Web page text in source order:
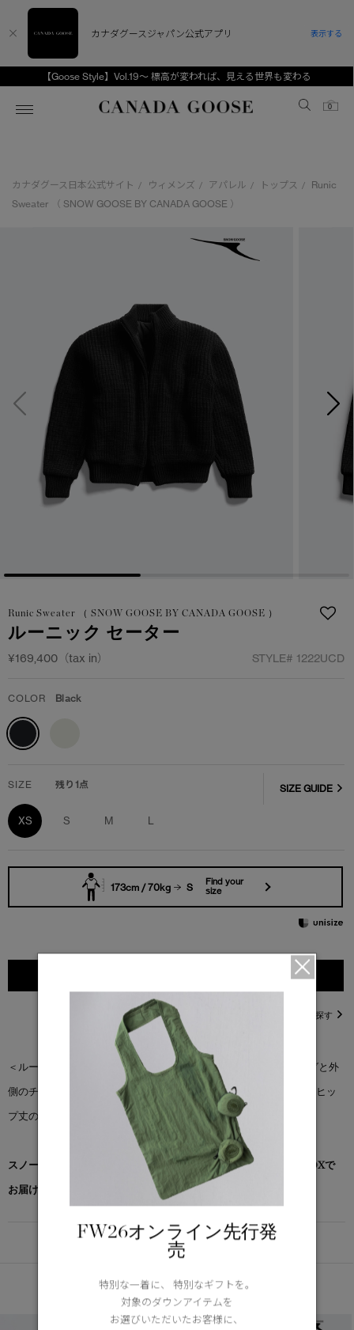
【Goose Style】Vol.19～ 標高が変われば、見える世界も変わる
Canada Goose
0
スノーグース
スプリングコレクション
ウィメンズ TOP
FW26コレクション
サマー 26 コレクション
メイドインジャパンTシャツ
アクセサリー
フットウェア
コレクション
メンズ TOP
FW26コレクション
サマー 26 コレクション
メイドインジャパンTシャツ
アクセサリー
フットウェア
コレクション
キッズ TOP
ユース（6＋歳)
コレクション
ウェアの下取り・再販を通じて、長く愛される製
品の価値を受け継いでいきます。
アーカイブの希少なピースもご覧いただけます。
下取り申請
カナダグース日本公式サイト / ウィメンズ / アパレル / トップス /
Runic
Sweater （ SNOW GOOSE BY CANADA GOOSE ）
Runic Sweater （ SNOW GOOSE BY CANADA GOOSE ）
ルーニック セーター
¥169,400（tax in） STYLE# 1222UCD
COLOR Black
SIZE 残り1点
XS S M L
SIZE GUIDE
173cm / 70kg S
Find your
size
直営店在庫を探す
＜ルーニック セーター＞は、内側のダイヤモンド型のキルティングと外
側のチャンキーリブニットが特徴です。レギュラーフィットでハイヒッ
プ丈のこのセーターは、軽量で最も必要な部分を暖かく保ちます。
スノーグース by カナダグース コレクション対象商品は、専用のBOXで
お届けいたします。
DETAIL
あなたへのおすすめ
カナダグースジャパン公式アプリ 表示する
FW26オンライン先行発
売
特別な一着に、 特別なギフトを。
対象のダウンアイテムを
お選びいただいたお客様に、